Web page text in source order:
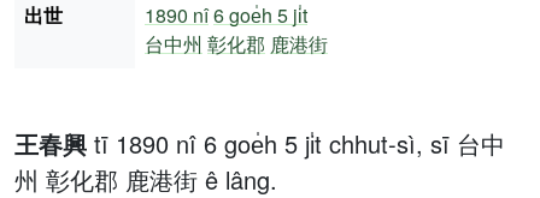
王春興 tī 1890 nî 6 goe̍h 5 ji̍t chhut-sì, sī 台中
州 彰化郡 鹿港街 ê lâng.
出世 1890 nî6 goe̍h 5 ji̍t
台中州 彰化郡 鹿港街